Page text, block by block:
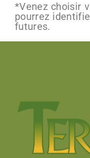
*Venez choisir
pourrez
futures.